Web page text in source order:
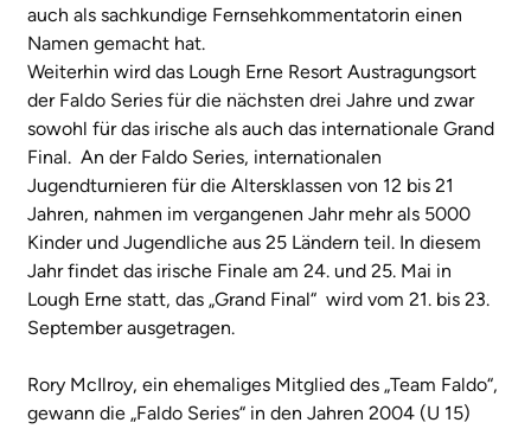
auch als sachkundige Fernsehkommentatorin einen
Namen gemacht hat.
Weiterhin wird das Lough Erne Resort Austragungsort
der Faldo Series für die nächsten drei Jahre und zwar
sowohl für das irische als auch das internationale Grand
Final. An der Faldo Series, internationalen
Jugendturnieren für die Altersklassen von 12 bis 21
Jahren, nahmen im vergangenen Jahr mehr als 5000
Kinder und Jugendliche aus 25 Ländern teil. In diesem
Jahr findet das irische Finale am 24. und 25. Mai in
Lough Erne statt, das „Grand Final“ wird vom 21. bis 23.
September ausgetragen.
Rory McIlroy, ein ehemaliges Mitglied des „Team Faldo“,
gewann die „Faldo Series“ in den Jahren 2004 (U 15)